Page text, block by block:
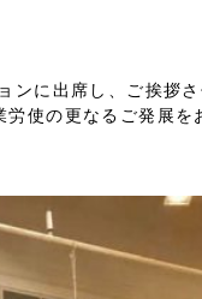
に出席し、ご挨拶さ
使の更なるご発展を